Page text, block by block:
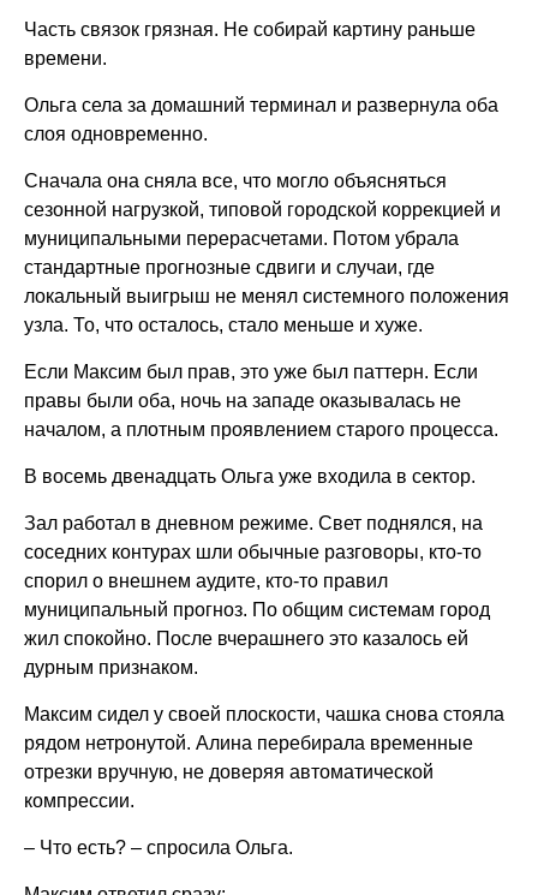
Часть связок грязная. Не собирай картину раньше
времени.
Ольга села за домашний терминал и развернула оба
слоя одновременно.
Сначала она сняла все, что могло объясняться
сезонной нагрузкой, типовой городской коррекцией и
муниципальными перерасчетами. Потом убрала
стандартные прогнозные сдвиги и случаи, где
локальный выигрыш не менял системного положения
узла. То, что осталось, стало меньше и хуже.
Если Максим был прав, это уже был паттерн. Если
правы были оба, ночь на западе оказывалась не
началом, а плотным проявлением старого процесса.
В восемь двенадцать Ольга уже входила в сектор.
Зал работал в дневном режиме. Свет поднялся, на
соседних контурах шли обычные разговоры, кто-то
спорил о внешнем аудите, кто-то правил
муниципальный прогноз. По общим системам город
жил спокойно. После вчерашнего это казалось ей
дурным признаком.
Максим сидел у своей плоскости, чашка снова стояла
рядом нетронутой. Алина перебирала временные
отрезки вручную, не доверяя автоматической
компрессии.
– Что есть? – спросила Ольга.